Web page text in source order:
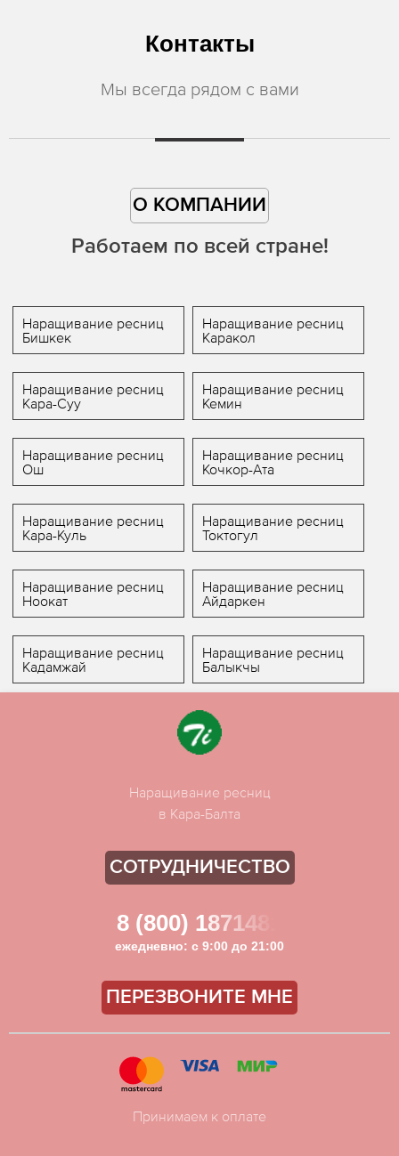
Контакты
Мы всегда рядом с вами
О КОМПАНИИ
Работаем по всей стране!
Наращивание ресниц
Бишкек
Наращивание ресниц
Каракол
Наращивание ресниц
Кара-Суу
Наращивание ресниц
Кемин
Наращивание ресниц
Ош
Наращивание ресниц
Кочкор-Ата
Наращивание ресниц
Кара-Куль
Наращивание ресниц
Токтогул
Наращивание ресниц
Ноокат
Наращивание ресниц
Айдаркен
Наращивание ресниц
Кадамжай
Наращивание ресниц
Балыкчы
Наращивание ресниц
в Кара-Балта
СОТРУДНИЧЕСТВО
8 (800) 1871481
ежедневно: с 9:00 до 21:00
ПЕРЕЗВОНИТЕ МНЕ
Принимаем к оплате